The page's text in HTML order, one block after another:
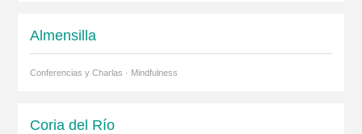
Almensilla
Conferencias y Charlas · Mindfulness
Coria del Río